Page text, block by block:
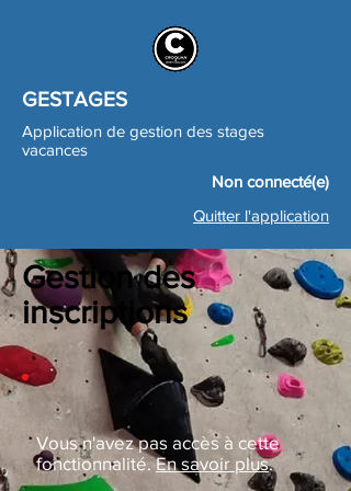
GESTAGES
Application de gestion des stages
vacances
Non connecté(e)
Quitter l'application
Gestion des
inscriptions
Vous n'avez pas accès à cette
fonctionnalité.En savoir plus.